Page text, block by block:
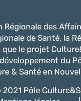
Régionale des
de Santé, la
le projet
du
& Santé en
2021 Pôle